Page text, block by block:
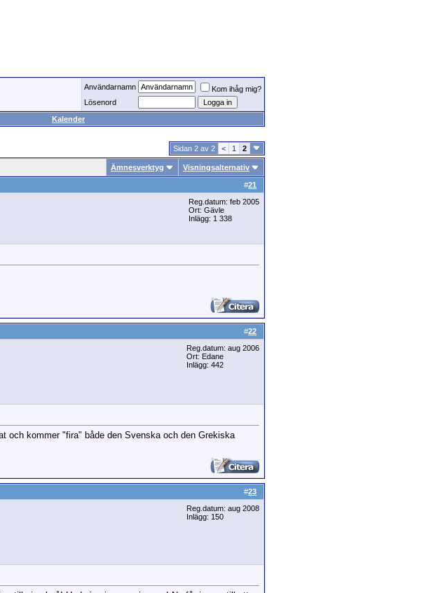
Användarnamn
Kom ihåg mig?
Lösenord
Kalender
Sidan 2 av 2 < 1 2
Ämnesverktyg Visningsalternativ
#21
Reg.datum: feb 2005
Ort: Gävle
Inlägg: 1 338
#22
Reg.datum: aug 2006
Ort: Edane
Inlägg: 442
och kommer "fira" både den Svenska och den Grekiska
#23
Reg.datum: aug 2008
Inlägg: 150